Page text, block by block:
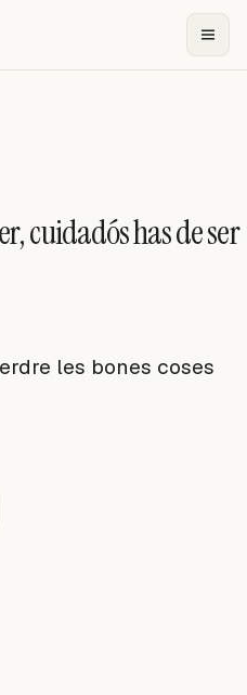
cuidadós has de ser
les bones coses